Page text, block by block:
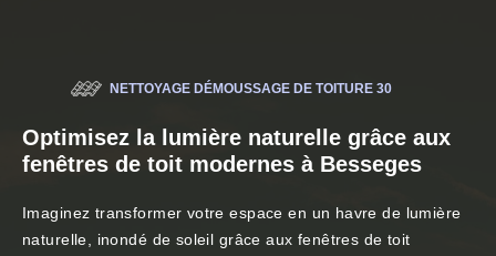
NETTOYAGE DÉMOUSSAGE DE TOITURE 30
Optimisez la lumière naturelle grâce aux
fenêtres de toit modernes à Besseges
Imaginez transformer votre espace en un havre de lumière
naturelle, inondé de soleil grâce aux fenêtres de toit